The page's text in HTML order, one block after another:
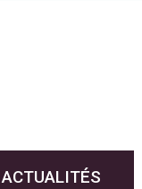
ACTUALITÉS